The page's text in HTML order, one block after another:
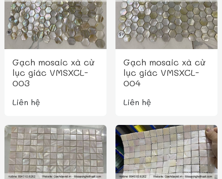
Gạch mosaic xà cừ
lục giác VMSXCL-
003
Liên hệ
Gạch mosaic xà cừ
lục giác VMSXCL-
004
Liên hệ